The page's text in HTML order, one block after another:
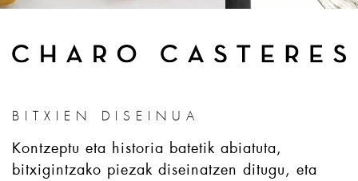
BITXIEN DISEINUA
Kontzeptu eta historia batetik abiatuta,
bitxigintzako piezak diseinatzen ditugu, eta